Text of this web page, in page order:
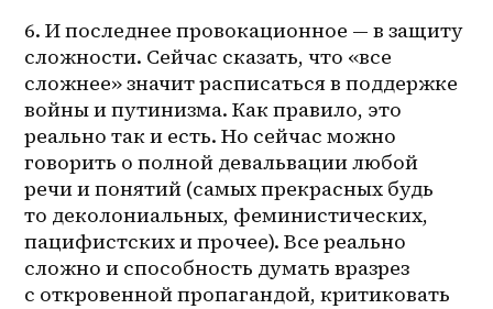
6. И последнее провокационное — в защиту
сложности. Сейчас сказать, что «все
сложнее» значит расписаться в поддержке
войны и путинизма. Как правило, это
реально так и есть. Но сейчас можно
говорить о полной девальвации любой
речи и понятий (самых прекрасных будь
то деколониальных, феминистических,
пацифистских и прочее). Все реально
сложно и способность думать вразрез
с откровенной пропагандой, критиковать